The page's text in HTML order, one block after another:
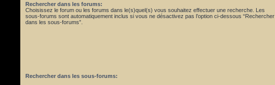
Rechercher dans les forums:
Choisissez le forum ou les forums dans le(s)quel(s) vous souhaitez effectuer une recherche. Les
sous-forums sont automatiquement inclus si vous ne désactivez pas l’option ci-dessous “Rechercher
dans les sous-forums”.
Rechercher dans les sous-forums: